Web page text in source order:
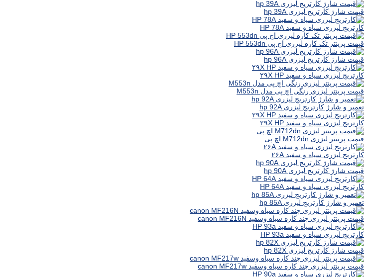
قیمت شارژ کارتریج لیزری hp 39A
کارتریج لیزری سیاه و سفید HP 78A
قیمت پرینتر تک کاره لیزری اچ پی HP 553dn
قیمت شارژ کارتریج لیزری hp 96A
کارتریج لیزری سیاه و سفید ۲۹X HP
قیمت پرینتر لیزری رنگی اچ پی مدل M553n
تعمیر و شارژ کارتریج لیزری hp 92A
کارتریج لیزری سیاه و سفید ۲۹X HP
قیمت پرینتر لیزری M712dn اچ پی
کارتریج لیزری سیاه و سفید ۲۶A
قیمت شارژ کارتریج لیزری hp 90A
کارتریج لیزری سیاه و سفید HP 64A
تعمیر و شارژ کارتریج لیزری hp 85A
قیمت پرینتر لیزری چند کاره سیاه وسفید canon MF216N
کارتریج لیزری سیاه و سفید HP 93a
قیمت شارژ کارتریج لیزری hp 82X
قیمت پرینتر لیزری چند کاره سیاه وسفید canon MF217w